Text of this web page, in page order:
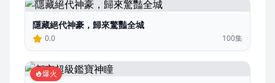
隱藏絕代神豪，歸來驚豔全城
0.0 100集
爆火